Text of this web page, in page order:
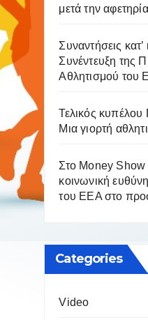
μετά την
Συναντήσεις
Συνέντευξη της
Αθλητισμού του
Τελικός κυπέλου
Μια γιορτή
Στο Money
κοινωνική
του ΕΕΑ στο
Categories
Video